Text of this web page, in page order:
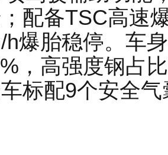
配备TSC高速
h爆胎稳停。车
，高强度钢占
标配9个安全